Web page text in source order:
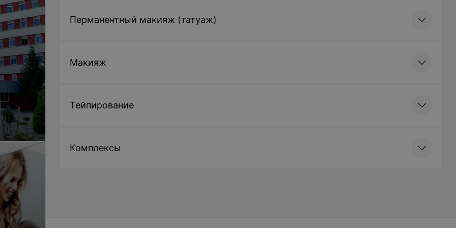
Перманентный макияж (татуаж)
Макияж
Тейпирование
Комплексы